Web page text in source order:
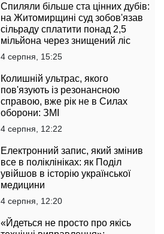
Спиляли більше ста цінних дубів:
на Житомирщині суд зобов'язав
сільраду сплатити понад 2,5
мільйона через знищений ліс
4 серпня, 15:25
Колишній ультрас, якого
пов'язують із резонансною
справою, вже рік не в Силах
оборони: ЗМІ
4 серпня, 12:22
Електронний запис, який змінив
все в поліклініках: як Поділ
увійшов в історію української
медицини
4 серпня, 12:20
«Йдеться не просто про якісь